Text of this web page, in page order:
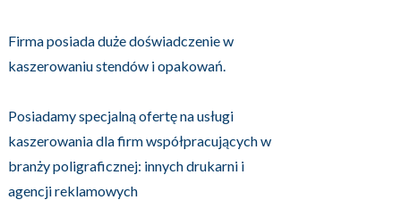
Firma posiada duże doświadczenie w
kaszerowaniu stendów i opakowań.
Posiadamy specjalną ofertę na usługi
kaszerowania dla firm współpracujących w
branży poligraficznej: innych drukarni i
agencji reklamowych